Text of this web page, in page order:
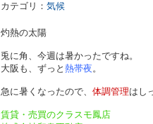
カテゴリ： 気候
灼熱の太陽
兎に角、今週は暑かったですね。
大阪も、ずっと 熱帯夜。
急に暑くなったので、 体調管理はし
賃貸・売買のクラスモ鳳店